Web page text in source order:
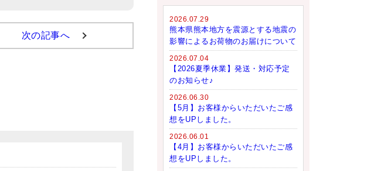
次の記事へ
2026.07.29
熊本県熊本地方を震源とする地震の
影響によるお荷物のお届けについて
2026.07.04
【2026夏季休業】発送・対応予定
のお知らせ♪
2026.06.30
【5月】お客様からいただいたご感
想をUPしました。
2026.06.01
【4月】お客様からいただいたご感
想をUPしました。